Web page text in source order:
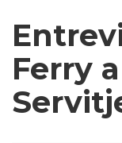
Ferry